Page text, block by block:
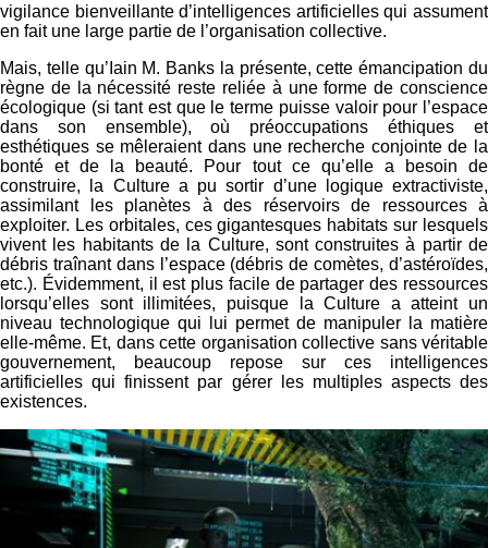
vigilance bienveillante d’intelligences artificielles qui assument
en fait une large partie de l’organisation collective.
Mais, telle qu’Iain M. Banks la présente, cette émancipation du
règne de la nécessité reste reliée à une forme de conscience
écologique (si tant est que le terme puisse valoir pour l’espace
dans son ensemble), où préoccupations éthiques et
esthétiques se mêleraient dans une recherche conjointe de la
bonté et de la beauté. Pour tout ce qu’elle a besoin de
construire, la Culture a pu sortir d’une logique extractiviste,
assimilant les planètes à des réservoirs de ressources à
exploiter. Les orbitales, ces gigantesques habitats sur lesquels
vivent les habitants de la Culture, sont construites à partir de
débris traînant dans l’espace (débris de comètes, d’astéroïdes,
etc.). Évidemment, il est plus facile de partager des ressources
lorsqu’elles sont illimitées, puisque la Culture a atteint un
niveau technologique qui lui permet de manipuler la matière
elle-même. Et, dans cette organisation collective sans véritable
gouvernement, beaucoup repose sur ces intelligences
artificielles qui finissent par gérer les multiples aspects des
existences.